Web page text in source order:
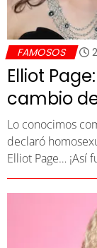
FAMOSOS
Elliot
cambio
Lo conocimos
declaró
Elliot Page… ¡Así